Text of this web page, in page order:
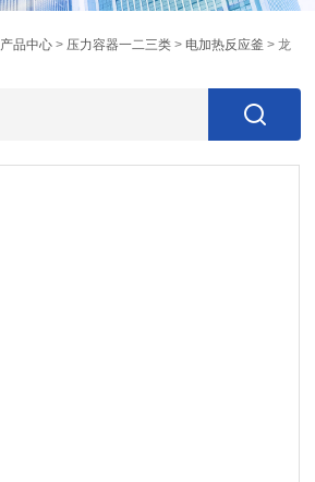
产品中心 > 压力容器一二三类 > 电加热反应釜 > 龙